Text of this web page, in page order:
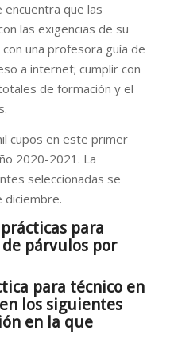
que las
las exigencias de su
una profesora guía de
a internet; cumplir con
de formación y el
cupos en este primer
2020-2021. La
seleccionadas se
diciembre.
para técnico en
los siguientes
en la que